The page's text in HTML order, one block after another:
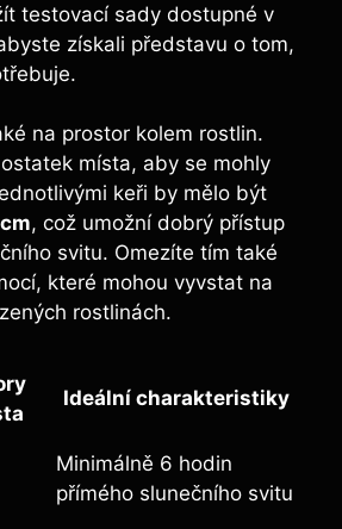
testovací ⁤sady⁣ dostupné v
získali ‍představu⁤ o tom,
na prostor kolem rostlin.
místa, aby ‍se mohly⁢
keři by mělo být⁢
, což umožní⁣ dobrý přístup
svitu.​ Omezíte tím také
které⁣ mohou vyvstat na
rostlinách.
Ideální charakteristiky
Minimálně 6 hodin
přímého slunečního svitu